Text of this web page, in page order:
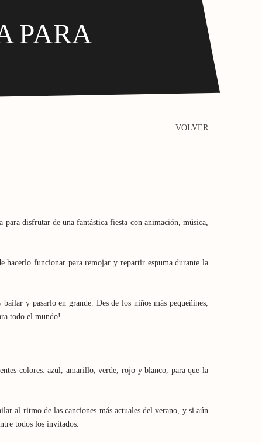
PARA
VOLVER
para disfrutar de una fantástica fiesta con animación, música,
hacerlo funcionar para remojar y repartir espuma durante la
y pasarlo en grande. Des de los niños más pequeñines,
todo el mundo!
colores: azul, amarillo, verde, rojo y blanco, para que la
al ritmo de las canciones más actuales del verano, y si aún
todos los invitados.